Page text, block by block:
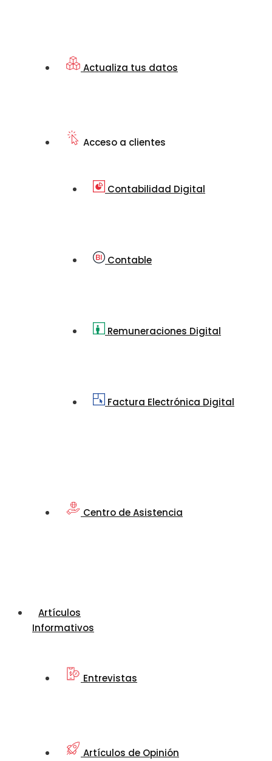
Actualiza tus datos
Acceso a clientes
Contabilidad Digital
Contable
Remuneraciones Digital
Factura Electrónica Digital
Centro de Asistencia
Artículos
Informativos
Entrevistas
Artículos de Opinión